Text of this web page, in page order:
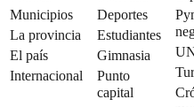
Municipios
La provincia
El país
Internacional
Deportes
Estudiantes
Gimnasia
Punto
capital